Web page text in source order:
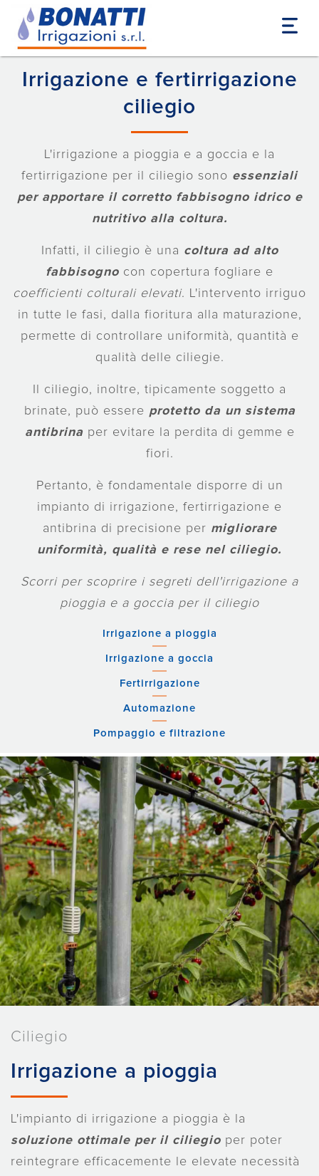
Home Colture
Irrigazione e fertirrigazione
ciliegio
L'irrigazione a pioggia e a goccia e la
fertirrigazione per il ciliegio sono essenziali
per apportare il corretto fabbisogno idrico e
nutritivo alla coltura.
Infatti, il ciliegio è una coltura ad alto
fabbisogno con copertura fogliare e
coefficienti colturali elevati. L'intervento irriguo
in tutte le fasi, dalla fioritura alla maturazione,
permette di controllare uniformità, quantità e
qualità delle ciliegie.
Il ciliegio, inoltre, tipicamente soggetto a
brinate, può essere protetto da un sistema
antibrina per evitare la perdita di gemme e
fiori.
Pertanto, è fondamentale disporre di un
impianto di irrigazione, fertirrigazione e
antibrina di precisione per migliorare
uniformità, qualità e rese nel ciliegio.
Scorri per scoprire i segreti dell'irrigazione a
pioggia e a goccia per il ciliegio
Irrigazione a pioggia
Irrigazione a goccia
Fertirrigazione
Automazione
Pompaggio e filtrazione
Ciliegio
Irrigazione a pioggia
L'impianto di irrigazione a pioggia è la
soluzione ottimale per il ciliegio per poter
reintegrare efficacemente le elevate necessità